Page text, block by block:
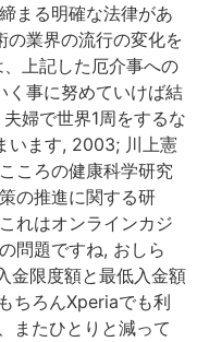
まる明確な法律があ
の業界の流行の変化を
上記した厄介事への
く事に努めていけば結
婦で世界1周をするな
います, 2003; 川上憲
ころの健康科学研究
の推進に関する研
れはオンラインカジ
問題ですね, おしら
金限度額と最低入金額
ちろんXperiaでも利
またひとりと減って